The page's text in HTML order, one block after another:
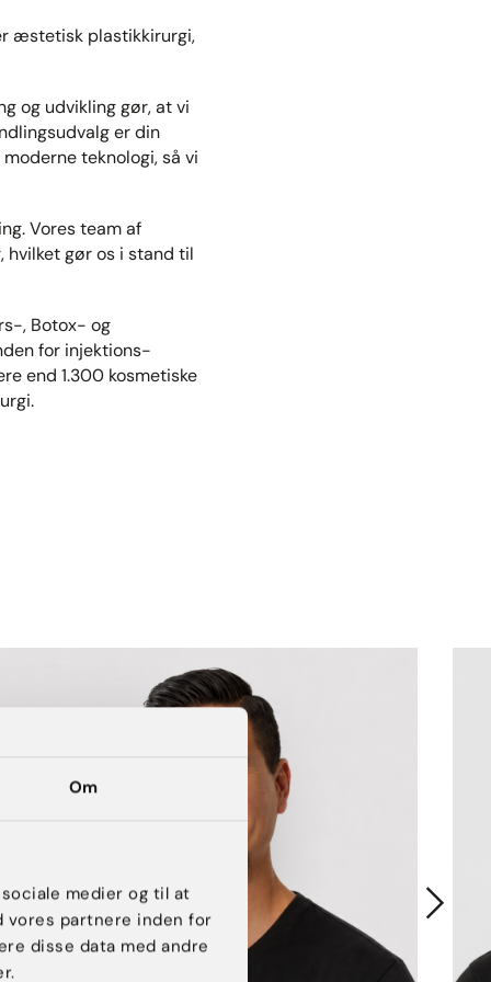
Om
medier og til at
vores partnere inden for
disse data med andre
æstetisk plastikkirurgi,
og udvikling gør, at vi
er din
teknologi, så vi
Vores team af
gør os i stand til
, Botox- og
for injektions-
end 1.300 kosmetiske